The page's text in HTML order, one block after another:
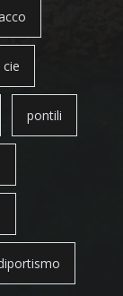
cie
pontili